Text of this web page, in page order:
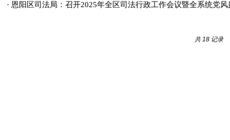
· 恩阳区司法局：召开2025年全区司法行政工作会议暨全系统党
共 18 记录